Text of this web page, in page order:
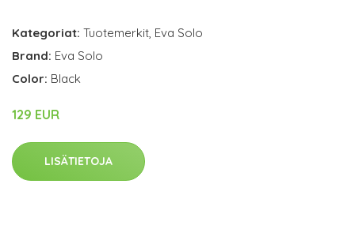
Kategoriat: Tuotemerkit Eva Solo
Brand: Eva Solo
Color: Black
129 EUR
LISÄTIETOJA